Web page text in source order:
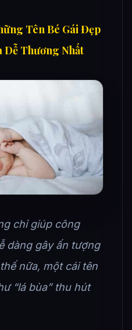
Tên Bé Gái Đẹp
Dễ Thương Nhất
chỉ giúp công
dàng gây ấn tượng
nữa, một cái tên
“lá bùa” thu hút